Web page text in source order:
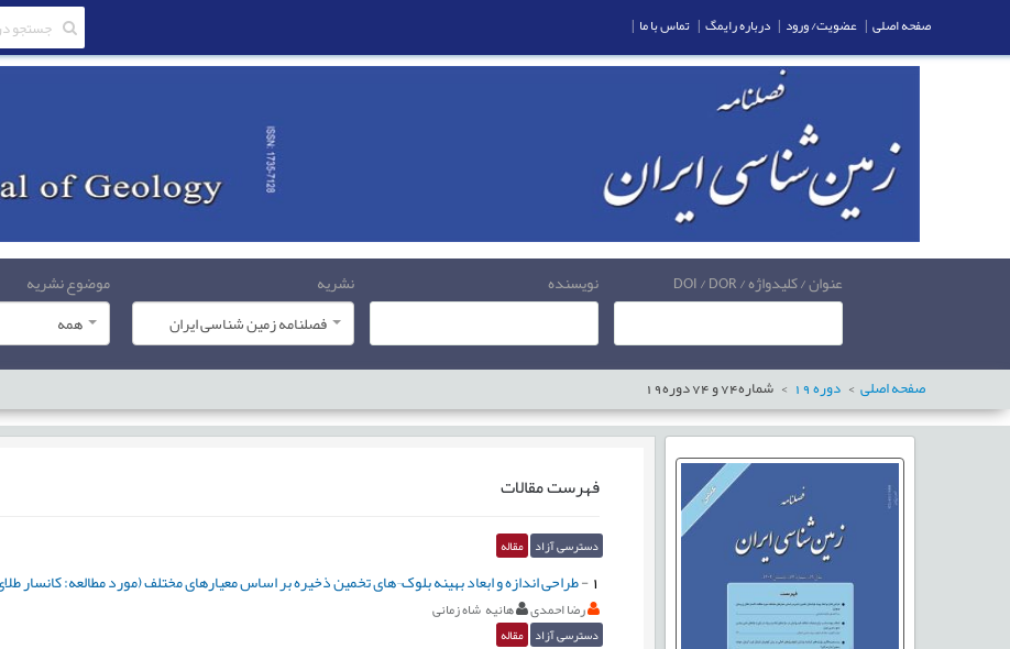
عنوان / کلیدواژه / DOI / DOR نویسنده
نشریه
فصلنامه زمین شناسی ایران
موضوع نشریه
همه
صفحه اصلی دوره شماره74و74دوره19
فهرست مقالات
دسترسی آزاد مقاله
1
-طراحی اندازه و ابعاد بهینه بلوک¬های تخمین ذخیره بر اساس معیارهای مختلف (مورد مطالعه: کانسار
رضا احمدی هانیه شاه زمانی
دسترسی آزاد مقاله
صفحه اصلی | عضویت/ ورود | درباره رایمگ | تماس با ما |